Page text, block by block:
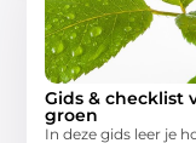
Gids & checklist
groen
In deze gids leer je